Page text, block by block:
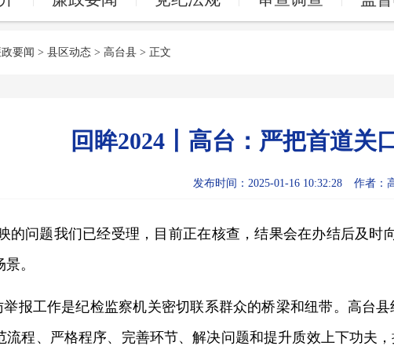
要闻 > 县区动态 > 高台县 > 正文
回眸2024丨高台：严把首道关
发布时间：2025-01-16 10:32:28 作者：
的问题我们已经受理，目前正在核查，结果会在办结后及
。
报工作是纪检监察机关密切联系群众的桥梁和纽带。高台
流程、严格程序、完善环节、解决问题和提升质效上下功夫